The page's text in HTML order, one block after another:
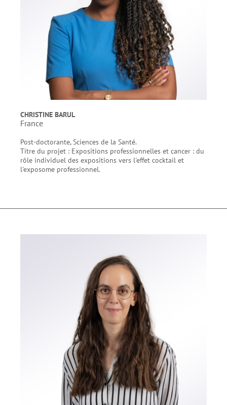
CHRISTINE BARUL
France
Post-doctorante, Sciences de la Santé.
Titre du projet : Expositions professionnelles et cancer : du
rôle individuel des expositions vers l'effet cocktail et
l'exposome professionnel.